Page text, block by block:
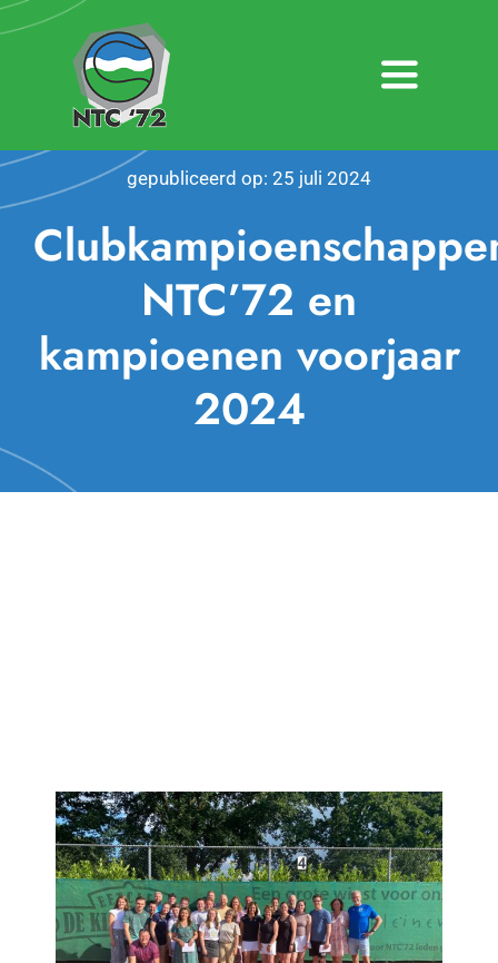
Ga
naar
Toggle
Home
Over NTC ’72
Activiteiten
Bardienst
gepubliceerd op: 25 juli 2024
NTC’72 en
kampioenen voorjaar
2024